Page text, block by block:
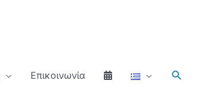
Επικοινωνία